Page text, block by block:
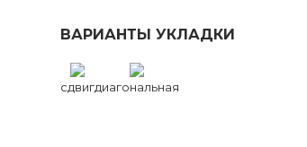
ВАРИАНТЫ УКЛАДКИ
сдвигдиагональная